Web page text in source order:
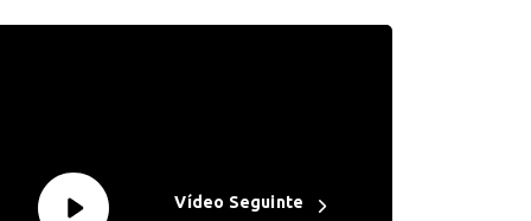
Vídeo Seguinte